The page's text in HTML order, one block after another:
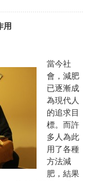
用
當今社
會，減肥
已逐漸成
為現代人
的追求目
標。而許
多人為此
用了各種
方法減
肥，結果